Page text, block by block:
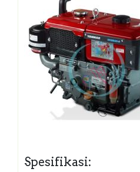
Spesifikasi: